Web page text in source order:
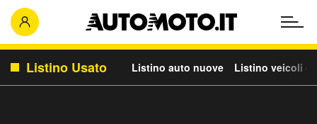
Listino Usato Listino auto nuove Listino veicoli